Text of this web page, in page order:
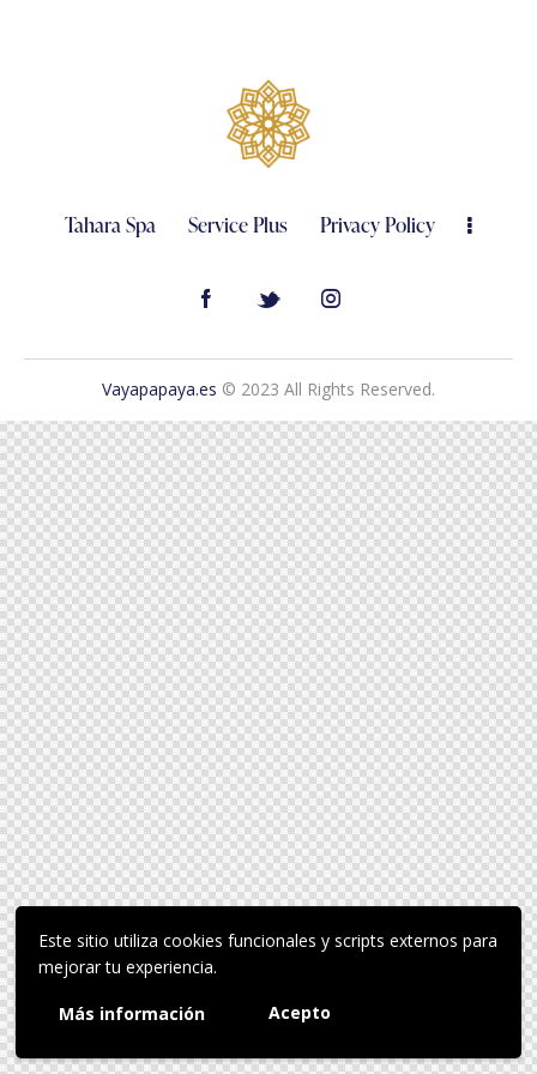
Este sitio utiliza cookies funcionales y scripts externos para
mejorar tu experiencia.
Más información Acepto
Tahara Spa Service Plus Privacy Policy
Vayapapaya.es © 2023 All Rights Reserved.